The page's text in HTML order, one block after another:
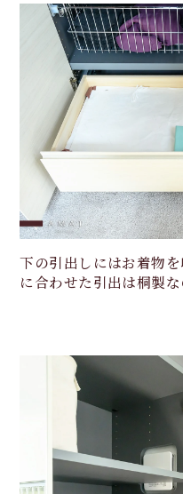
下の引出しにはお着物
に合わせた引出は桐製